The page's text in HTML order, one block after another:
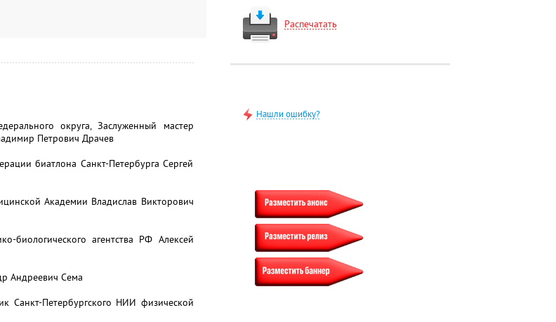
округа, Заслуженный мастер
Петрович Драчев
биатлона Санкт-Петербурга Сергей
Академии Владислав Викторович
биологического агентства РФ Алексей
Андреевич Сема
Санкт-Петербургского НИИ физической
Распечатать
Нашли ошибку?